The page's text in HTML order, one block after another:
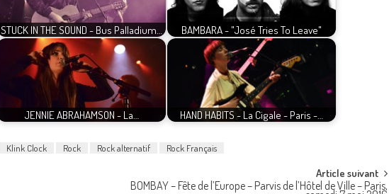
STUCK IN THE SOUND - Bus Palladium… BAMBARA - "José Tries To Leave"
JENNIE ABRAHAMSON - La… HAND HABITS - La Cigale - Paris -…
Klink Clock Rock Rock alternatif Rock Français
Article suivant
BOMBAY – Fête de l’Europe – Parvis de l’Hôtel de Ville – Paris,